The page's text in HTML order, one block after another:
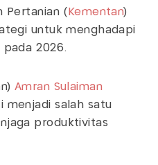
Pertanian ( Kementan)
untuk menghadapi
pada 2026.
Amran Sulaiman
menjadi salah satu
produktivitas